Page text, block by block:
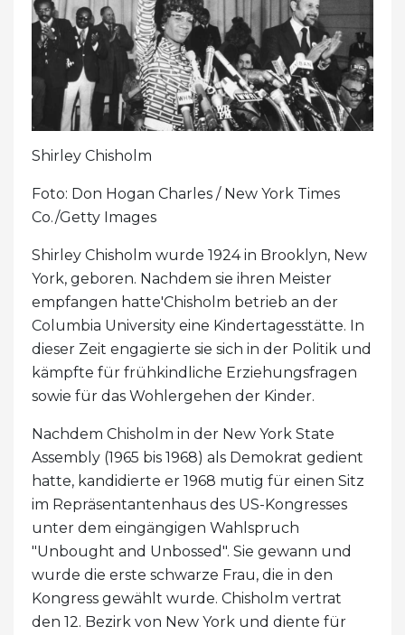
Shirley Chisholm
Foto: Don Hogan Charles / New York Times
Co./Getty Images
Shirley Chisholm wurde 1924 in Brooklyn, New
York, geboren. Nachdem sie ihren Meister
empfangen hatte'Chisholm betrieb an der
Columbia University eine Kindertagesstätte. In
dieser Zeit engagierte sie sich in der Politik und
kämpfte für frühkindliche Erziehungsfragen
sowie für das Wohlergehen der Kinder.
Nachdem Chisholm in der New York State
Assembly (1965 bis 1968) als Demokrat gedient
hatte, kandidierte er 1968 mutig für einen Sitz
im Repräsentantenhaus des US-Kongresses
unter dem eingängigen Wahlspruch
"Unbought and Unbossed". Sie gewann und
wurde die erste schwarze Frau, die in den
Kongress gewählt wurde. Chisholm vertrat
den 12. Bezirk von New York und diente für